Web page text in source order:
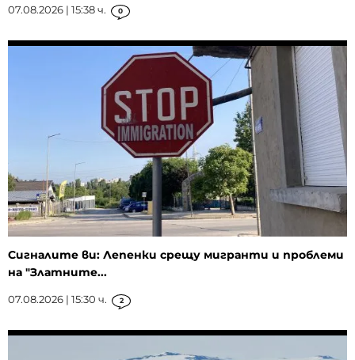
07.08.2026 | 15:38 ч. 0
Сигналите ви: Лепенки срещу мигранти и проблеми
на "Златните...
07.08.2026 | 15:30 ч. 2